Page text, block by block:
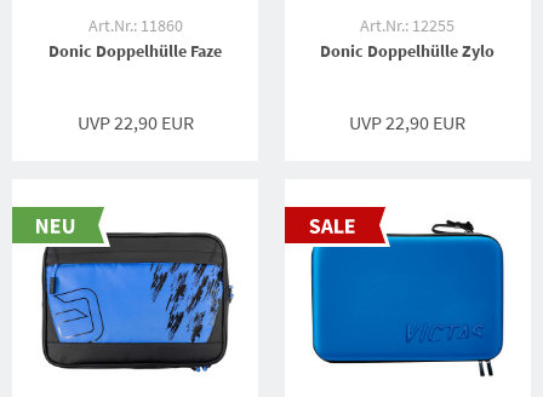
Art.Nr.: 11860
Donic Doppelhülle Faze
UVP 22,90 EUR
Art.Nr.: 12255
Donic Doppelhülle Zylo
UVP 22,90 EUR